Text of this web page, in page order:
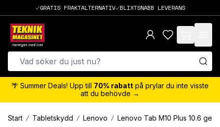
GRATIS FRAKTALTERNATIV BLIXTSNABB LEVERANS
items in cart,
🌴 Summer Deals! Upp till 70% rabatt på prylar du inte visste
att du behövde →
Start Tabletskydd Lenovo Lenovo Tab M10 Plus 10.6 gen